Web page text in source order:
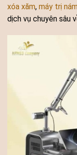
xóa xăm, máy trị
dịch vụ chuyên sâu